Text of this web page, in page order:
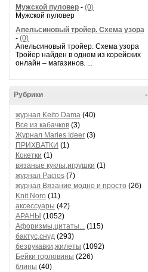
Мужской пуловер - (0)
Мужской пуловер
Апельсиновый тройер. Схема узора
- (0)
Апельсиновый тройер. Схема узора
Тройер найден в одном из корейских
онлайн – магазинов. ...
-
Рубрики
журнал Keito Dama (40)
Все из кабачков (3)
Журнал Maries Ideer (3)
ПРИХВАТКИ (1)
Кокетки (1)
вязаные куклы,игрушки (1)
журнал Pacios (7)
журнал Вязание модно и просто (26)
Knit Noro (11)
аксессуары (42)
АРАНЫ (1052)
Афоризмы,цитаты... (115)
бактус,снуд (293)
безрукавки,жилеты (1092)
Бейки горловины (226)
блины (40)